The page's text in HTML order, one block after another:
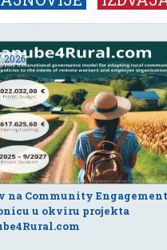
na Community Engagement
u okviru projekta